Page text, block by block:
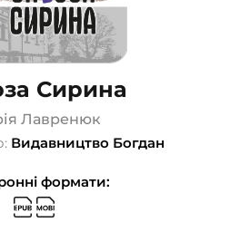
Сирина
Лавренюк
Видавництво Богдан
формати: